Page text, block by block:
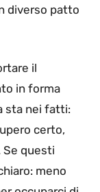
diverso patto
il
in forma
sta nei fatti:
certo,
Se questi
meno